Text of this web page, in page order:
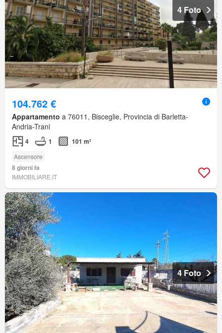
4 Foto
104.762 €
Appartamento a 76011, Bisceglie, Provincia di Barletta-
Andria-Trani
4 1 101 m²
Ascensore
8 giorni fa
IMMOBILIARE.IT
4 Foto